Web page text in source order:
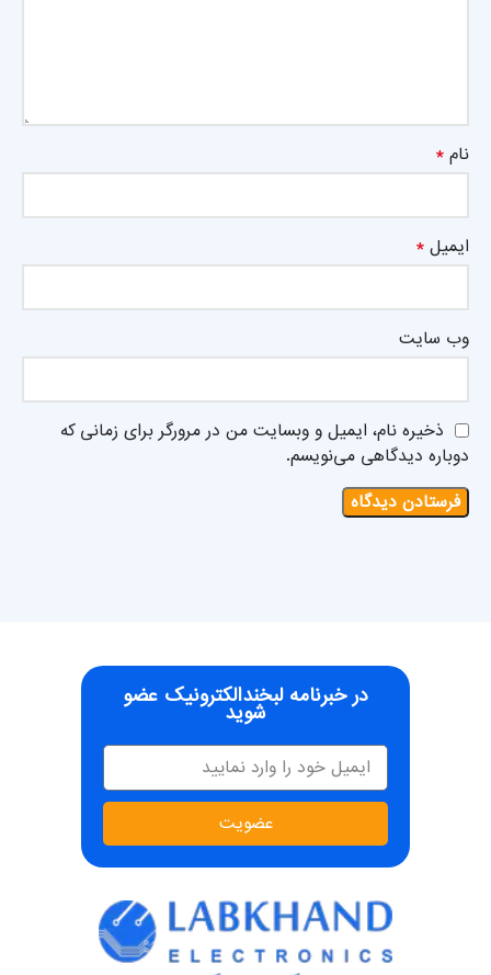
نام *
ایمیل *
وب‌ سایت
ذخیره نام، ایمیل و وبسایت من در مرورگر برای زمانی که
دوباره دیدگاهی می‌نویسم.
در خبرنامه لبخندالکترونیک عضو
شوید
عضویت